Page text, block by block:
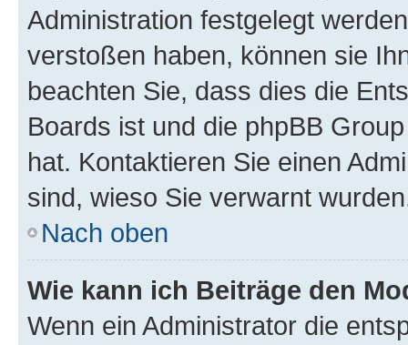
Administration festgelegt
verstoßen haben, können sie
beachten Sie, dass dies die
Boards ist und die phpBB
hat. Kontaktieren Sie einen
sind, wieso Sie verwarnt
Nach oben
Wie kann ich Beiträge den
Wenn ein Administrator die